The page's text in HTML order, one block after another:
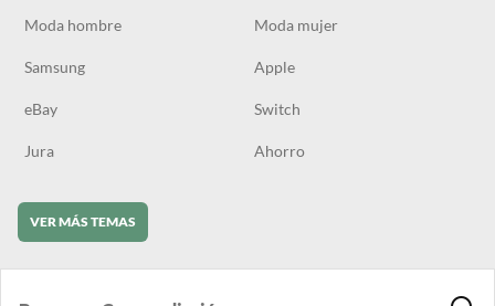
Moda hombre Moda mujer
Samsung Apple
eBay Switch
Jura Ahorro
VER MÁS TEMAS